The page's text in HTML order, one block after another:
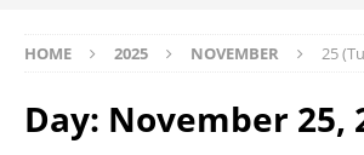
HOME 2025 NOVEMBER 25
Day: November 25,